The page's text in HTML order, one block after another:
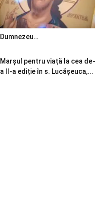
Dumnezeu…
Marșul pentru viață la cea de-
a II-a ediție în s. Lucășeuca,...